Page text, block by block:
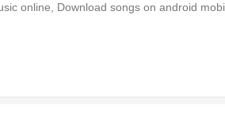
online, Download songs on android